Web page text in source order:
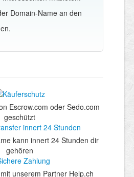
Domain-Name an den
Escrow.com oder Sedo.com
geschützt
kann innert 24 Stunden dir
gehören
unserem Partner Help.ch